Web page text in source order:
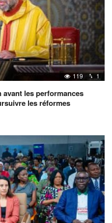
119 1
avant les performances
les réformes